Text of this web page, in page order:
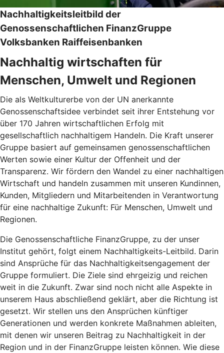
Nachhaltigkeitsleitbild der
Genossenschaftlichen FinanzGruppe
Volksbanken Raiffeisenbanken
Nachhaltig wirtschaften für
Menschen, Umwelt und Regionen
Die als Weltkulturerbe von der UN anerkannte
Genossenschaftsidee verbindet seit ihrer Entstehung vor
über 170 Jahren wirtschaftlichen Erfolg mit
gesellschaftlich nachhaltigem Handeln. Die Kraft unserer
Gruppe basiert auf gemeinsamen genossenschaftlichen
Werten sowie einer Kultur der Offenheit und der
Transparenz. Wir fördern den Wandel zu einer nachhaltigen
Wirtschaft und handeln zusammen mit unseren Kundinnen,
Kunden, Mitgliedern und Mitarbeitenden in Verantwortung
für eine nachhaltige Zukunft: Für Menschen, Umwelt und
Regionen.
Die Genossenschaftliche FinanzGruppe, zu der unser
Institut gehört, folgt einem Nachhaltigkeits-Leitbild. Darin
sind Ansprüche für das Nachhaltigkeitsengagement der
Gruppe formuliert. Die Ziele sind ehrgeizig und reichen
weit in die Zukunft. Zwar sind noch nicht alle Aspekte in
unserem Haus abschließend geklärt, aber die Richtung ist
gesetzt. Wir stellen uns den Ansprüchen künftiger
Generationen und werden konkrete Maßnahmen ableiten,
mit denen wir unseren Beitrag zu Nachhaltigkeit in der
Region und in der FinanzGruppe leisten können. Wie diese